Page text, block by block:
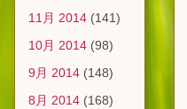
11月 2014 (141)
10月 2014 (98)
9月 2014 (148)
8月 2014 (168)